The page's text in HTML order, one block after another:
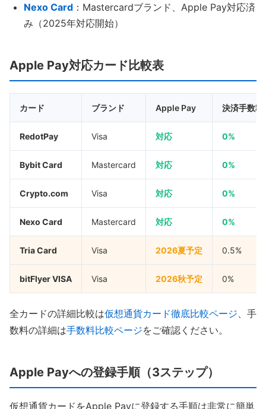
Nexo Card ：Mastercardブランド、Apple Pay対応済
み（2025年対応開始）
Apple Pay対応カード比較表
カード ブランド Apple Pay 決済手数料
RedotPay Visa 対応 0%
Bybit Card Mastercard 対応 0%
Crypto.com Visa 対応 0%
Nexo Card Mastercard 対応 0%
Tria Card Visa 2026夏予定 0.5%
bitFlyer VISA Visa 2026秋予定 0%
全カードの詳細比較は仮想通貨カード徹底比較ページ、手
数料の詳細は手数料比較ページをご確認ください。
Apple Payへの登録手順（3ステップ）
仮想通貨カードをApple Payに登録する手順は非常に簡単